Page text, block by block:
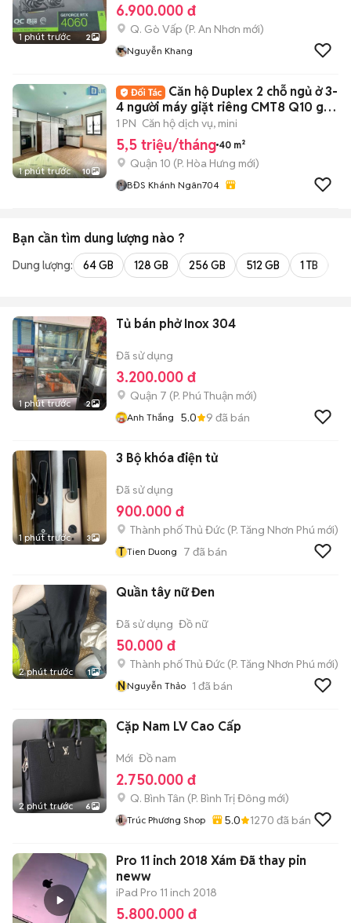
1 phút trước 2
6.900.000 đ
Q. Gò Vấp (P. An Nhơn mới)
Nguyễn Khang
1 phút trước 10
Căn hộ Duplex 2 chỗ ngủ ở 3-
4 người máy giặt riêng CMT8 Q10 gần
UEH
1 PN Căn hộ dịch vụ, mini
5,5 triệu/tháng 40 m²
Quận 10 (P. Hòa Hưng mới)
BĐS Khánh Ngân704
Bạn cần tìm dung lượng nào ?
Dung lượng: 64 GB 128 GB 256 GB 512 GB 1 TB
1 phút trước 2
Tủ bán phở Inox 304
Đã sử dụng
3.200.000 đ
Quận 7 (P. Phú Thuận mới)
Anh Thắng 5.0 9 đã bán
1 phút trước 3
3 Bộ khóa điện tử
Đã sử dụng
900.000 đ
Thành phố Thủ Đức (P. Tăng Nhơn Phú mới)
T Tien Duong 7 đã bán
2 phút trước 1
Quần tây nữ Đen
Đã sử dụng Đồ nữ
50.000 đ
Thành phố Thủ Đức (P. Tăng Nhơn Phú mới)
NNguyễn Thảo 1 đã bán
2 phút trước 6
Cặp Nam LV Cao Cấp
Mới Đồ nam
2.750.000 đ
Q. Bình Tân (P. Bình Trị Đông mới)
Trúc Phương Shop 5.0 1270 đã bán
Pro 11 inch 2018 Xám Đã thay pin
neww
iPad Pro 11 inch 2018
5.800.000 đ